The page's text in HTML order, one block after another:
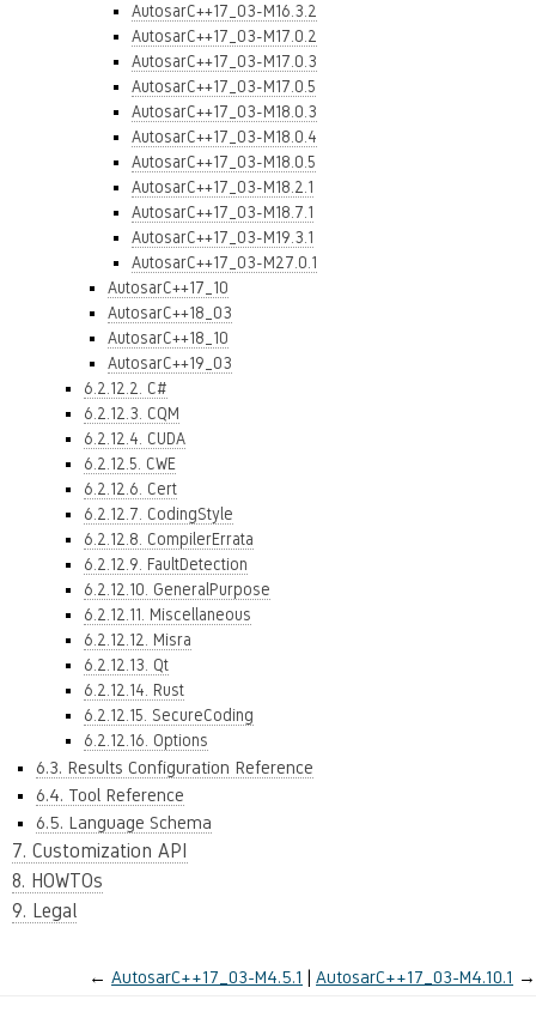
AutosarC++17_03-M16.3.2
AutosarC++17_03-M17.0.2
AutosarC++17_03-M17.0.3
AutosarC++17_03-M17.0.5
AutosarC++17_03-M18.0.3
AutosarC++17_03-M18.0.4
AutosarC++17_03-M18.0.5
AutosarC++17_03-M18.2.1
AutosarC++17_03-M18.7.1
AutosarC++17_03-M19.3.1
AutosarC++17_03-M27.0.1
AutosarC++17_10
AutosarC++18_03
AutosarC++18_10
AutosarC++19_03
6.2.12.2. C#
6.2.12.3. CQM
6.2.12.4. CUDA
6.2.12.5. CWE
6.2.12.6. Cert
6.2.12.7. CodingStyle
6.2.12.8. CompilerErrata
6.2.12.9. FaultDetection
6.2.12.10. GeneralPurpose
6.2.12.11. Miscellaneous
6.2.12.12. Misra
6.2.12.13. Qt
6.2.12.14. Rust
6.2.12.15. SecureCoding
6.2.12.16. Options
6.3. Results Configuration Reference
6.4. Tool Reference
6.5. Language Schema
7. Customization API
8. HOWTOs
9. Legal
← AutosarC++17_03-M4.5.1 AutosarC++17_03-M4.10.1 →